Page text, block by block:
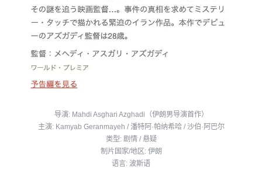
导演: Mahdi Asghari Azghadi（伊朗男导演首作）
主演: Kamyab Geranmayeh / 潘特阿·帕纳希哈 / 沙伯·阿巴尔
类型: 剧情 / 悬疑
制片国家/地区: 伊朗
语言: 波斯语